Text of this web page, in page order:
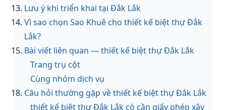
Lưu ý khi triển khai tại Đắk Lắk
Vì sao chọn Sao Khuê cho thiết kế biệt thự Đắk
Lắk?
Bài viết liên quan — thiết kế biệt thự Đắk Lắk
Trang trụ cột
Cùng nhóm dịch vụ
Câu hỏi thường gặp về thiết kế biệt thự Đắk Lắk
thiết kế biệt thự Đắk Lắk có cần giấy phép xây